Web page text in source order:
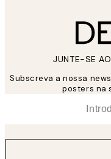
JUNTE-SE
Subscreva a nossa
posters na